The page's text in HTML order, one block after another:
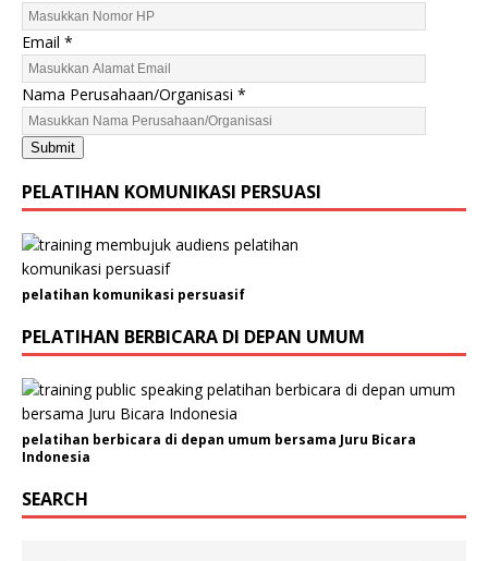
a
t
J
e
n
i
s
m
i
l
Email *
Nama Perusahaan/Organisasi *
Submit
PELATIHAN KOMUNIKASI PERSUASI
pelatihan komunikasi persuasif
PELATIHAN BERBICARA DI DEPAN UMUM
pelatihan berbicara di depan umum bersama Juru Bicara
Indonesia
SEARCH